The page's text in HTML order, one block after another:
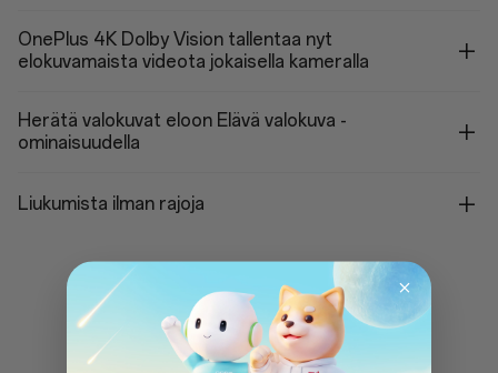
OnePlus 4K Dolby Vision tallentaa nyt
elokuvamaista videota jokaisella kameralla
Herätä valokuvat eloon Elävä valokuva -
ominaisuudella
Liukumista ilman rajoja
Lue lisää